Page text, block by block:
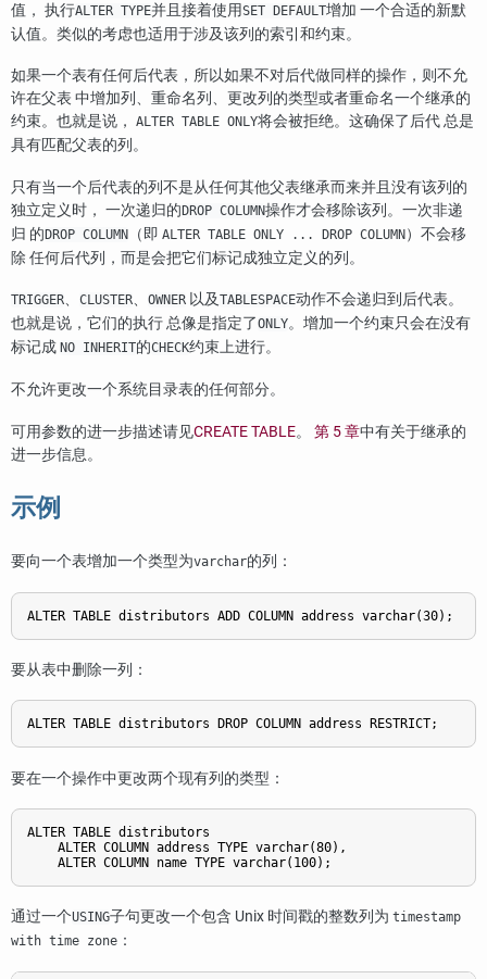
值， 执行ALTER TYPE并且接着使用SET DEFAULT增加 一个合适的新默
认值。类似的考虑也适用于涉及该列的索引和约束。
如果一个表有任何后代表，所以如果不对后代做同样的操作，则不允
许在父表 中增加列、重命名列、更改列的类型或者重命名一个继承的
约束。也就是说，
ALTER TABLE ONLY将会被拒绝。这确保了后代 总是
具有匹配父表的列。
只有当一个后代表的列不是从任何其他父表继承而来并且没有该列的
独立定义时， 一次递归的DROP COLUMN操作才会移除该列。一次非递
归 的DROP COLUMN （即 ALTER TABLE ONLY ... DROP COLUMN）不会移
除 任何后代列，而是会把它们标记成独立定义的列。
TRIGGER、 CLUSTER、 OWNER 以及TABLESPACE动作不会递归到后代表。
也就是说，它们的执行 总像是指定了ONLY。增加一个约束只会在没有
标记成 NO INHERIT的CHECK约束上进行。
不允许更改一个系统目录表的任何部分。
可用参数的进一步描述请见CREATE TABLE。 第 5 章中有关于继承的
进一步信息。
示例
要向一个表增加一个类型为varchar的列：
ALTER TABLE distributors ADD COLUMN address varchar(30);
要从表中删除一列：
ALTER TABLE distributors DROP COLUMN address RESTRICT;
要在一个操作中更改两个现有列的类型：
ALTER TABLE distributors
    ALTER COLUMN address TYPE varchar(80),
    ALTER COLUMN name TYPE varchar(100);
通过一个USING子句更改一个包含 Unix 时间戳的整数列为 timestamp
with time zone ：